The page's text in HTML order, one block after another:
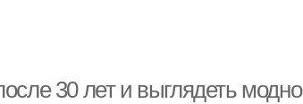
30 лет и выглядеть модно